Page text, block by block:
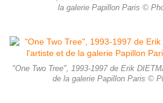
la galerie Papillon Paris ©
"One Two Tree", 1993-1997 de Erik
de la galerie Papillon Paris ©